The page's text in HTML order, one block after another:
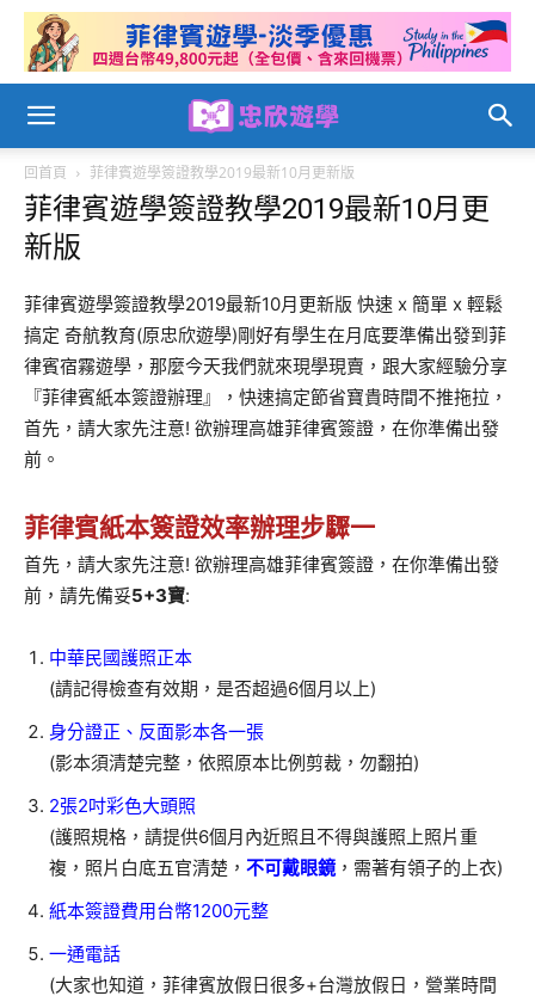
回首頁 菲律賓遊學簽證教學2019最新10月更新版
菲律賓遊學簽證教學2019最新10月更
新版
菲律賓遊學簽證教學2019最新10月更新版 快速 x 簡單 x 輕鬆
搞定 奇航教育(原忠欣遊學)剛好有學生在月底要準備出發到菲
律賓宿霧遊學，那麼今天我們就來現學現賣，跟大家經驗分享
『菲律賓紙本簽證辦理』，快速搞定節省寶貴時間不推拖拉，
首先，請大家先注意! 欲辦理高雄菲律賓簽證，在你準備出發
前。
菲律賓紙本簽證效率辦理步驟一
首先，請大家先注意! 欲辦理高雄菲律賓簽證，在你準備出發
前，請先備妥5+3寶:
中華民國護照正本
(請記得檢查有效期，是否超過6個月以上)
身分證正、反面影本各一張
(影本須清楚完整，依照原本比例剪裁，勿翻拍)
2張2吋彩色大頭照
(護照規格，請提供6個月內近照且不得與護照上照片重
複，照片白底五官清楚， 不可戴眼鏡，需著有領子的上衣)
紙本簽證費用台幣1200元整
一通電話
(大家也知道，菲律賓放假日很多+台灣放假日，營業時間